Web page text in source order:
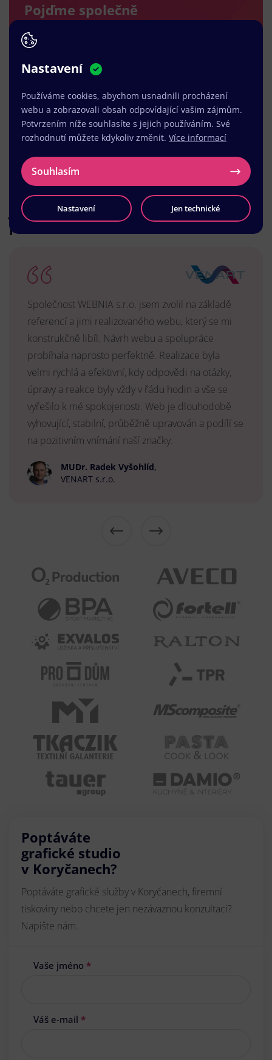
Pojďme společně
vytvořit něco skvělého
v Koryčanech
Vyplňte nezávazný kontaktní formulář. Vše si
pečlivě projdeme a brzy se vám ozveme s
návrhem řešení a dalšího postupu.
Jak hodnotí naši
práci sami klienti?
Společnost WEBNIA s.r.o. jsem zvolil na základě
referencí a jimi realizovaného webu, který se mi
konstrukčně libíl. Návrh webu a spolupráce
probíhala naprosto perfektně. Realizace byla
velmi rychlá a efektivní, kdy odpovědi na otázky,
úpravy a reakce byly vždy v řádu hodin a vše se
vyřešilo k mé spokojenosti. Web je dlouhodobě
vyhovující, stabilní, průběžně upravován a podílí se
na pozitivním vnímání naší značky.
MUDr. Radek Vyšohlíd,
VENART s.r.o.
Poptáváte
grafické studio
v Koryčanech?
Poptáváte grafické služby v Koryčanech, firemní
tiskoviny nebo chcete jen nezávaznou konzultaci?
Napište nám.
Vaše jméno *
Váš e-mail *
Nastavení
Používáme cookies, abychom usnadnili procházení
webu a zobrazovali obsah odpovídající vašim zájmům.
Potvrzením níže souhlasíte s jejich používáním. Své
rozhodnutí můžete kdykoliv změnit. Více informací
Souhlasím
Nastavení Jen technické